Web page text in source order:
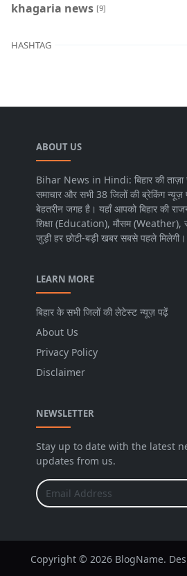
khagaria news [9]
HASHTAG
ABOUT US
Bihar News in Hindi: बिहार की
समाचार और सभी 38 जिलों की ब्रेकिंग
बेहतरीन जगह है। यहाँ आपको बिहार की
शिक्षा (Education), मौसम (Weather),
जुड़ी हर छोटी-बड़ी खबर सबसे पहले मिलेगी।
LEARN MORE
बिहार के सभी जिलों की लेटेस्ट न्यूज़ पढ़ें
About Us
Privacy Policy
Disclaimer
NEWSLETTER
Stay up to date with the latest
updates from us.
Copyright © 2026 BlogName.